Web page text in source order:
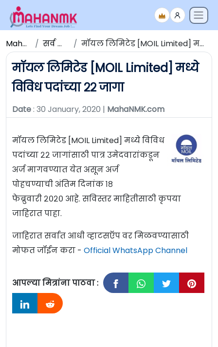
Maha NMK सर्व जाहिराती मॉयल लिमिटेड [MOIL Limited] मध्ये विविध पदांच्या २२ जागा
मॉयल लिमिटेड [MOIL Limited] मध्ये
विविध पदांच्या २२ जागा
Date: 30 January, 2020 | MahaNMK.com
मॉयल लिमिटेड [MOIL Limited] मध्ये विविध
पदांच्या २२ जागांसाठी पात्र उमेदवारांकडून
अर्ज मागवण्यात येत असून अर्ज
पोहचण्याची अंतिम दिनांक १८
फेब्रुवारी २०२० आहे. सविस्तर माहितीसाठी कृपया
जाहिरात पाहा.
जाहिरात सर्वात आधी व्हाटसऍप वर मिळवण्यासाठी
मोफत जॉईन करा - Official WhatsApp Channel
आपल्या मित्रांना पाठवा :